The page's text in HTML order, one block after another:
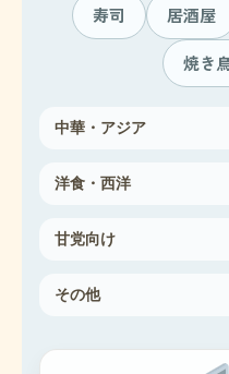
寿司 居酒屋
焼き
中華・アジア
洋食・西洋
甘党向け
その他